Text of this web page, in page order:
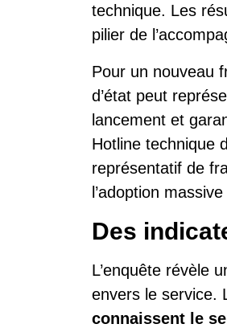
technique. Les
pilier de
Pour un nouveau
d’état peut
lancement et
Hotline technique
représentatif de
l’adoption
Des
L’enquête révèle
envers le service.
connaissent le